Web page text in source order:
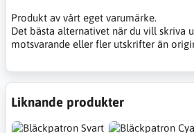
Produkt av vårt eget varumärke.
Det bästa alternativet när du vill skriva
motsvarande eller fler utskrifter än
Liknande produkter